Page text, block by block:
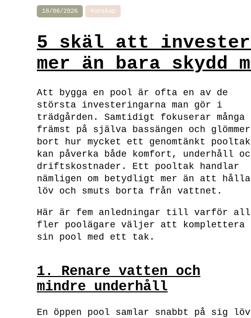
18/06/2026 Kunskap
5 skäl att
mer än bara skydd
Att bygga en pool är ofta en av de
största investeringarna man gör i
trädgården. Samtidigt fokuserar många
främst på själva bassängen och glömmer
bort hur mycket ett genomtänkt pooltak
kan påverka både komfort, underhåll
driftskostnader. Ett pooltak handlar
nämligen om betydligt mer än att hålla
löv och smuts borta från vattnet.
Här är fem anledningar till varför
fler poolägare väljer att komplettera
sin pool med ett tak.
1. Renare vatten och
mindre underhåll
En öppen pool samlar snabbt på sig